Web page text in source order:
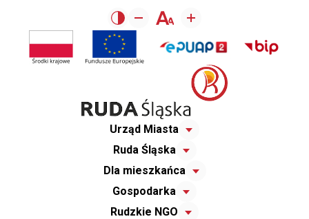
Urząd Miasta
Ruda Śląska
Dla mieszkańca
Gospodarka
Rudzkie NGO